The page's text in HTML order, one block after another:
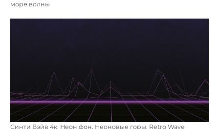
море волны
Синти Вэйв 4к. Неон фон. Неоновые горы. Retro Wave